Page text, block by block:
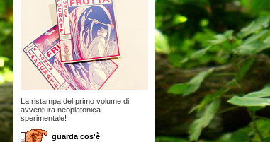
La ristampa del primo volume di
avventura neoplatonica
sperimentale!
guarda cos'è